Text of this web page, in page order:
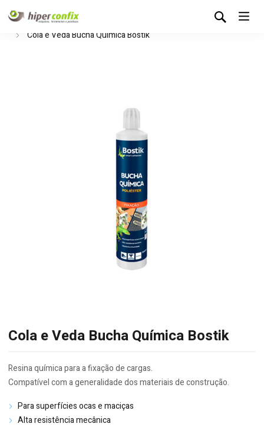
Início Loja Hipertintas
Cola e Veda
Cola e Veda Bucha Química Bostik
Cola e Veda Bucha Química Bostik
Resina química para a fixação de cargas.
Compatível com a generalidade dos materiais de construção.
Para superfícies ocas e maciças
Alta resistência mecânica